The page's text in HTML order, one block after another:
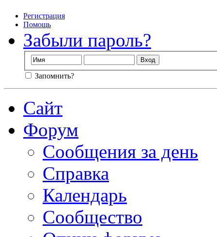
Регистрация
Помощь
Забыли пароль?
Запомнить?
Сайт
Форум
Сообщения за день
Справка
Календарь
Сообщество